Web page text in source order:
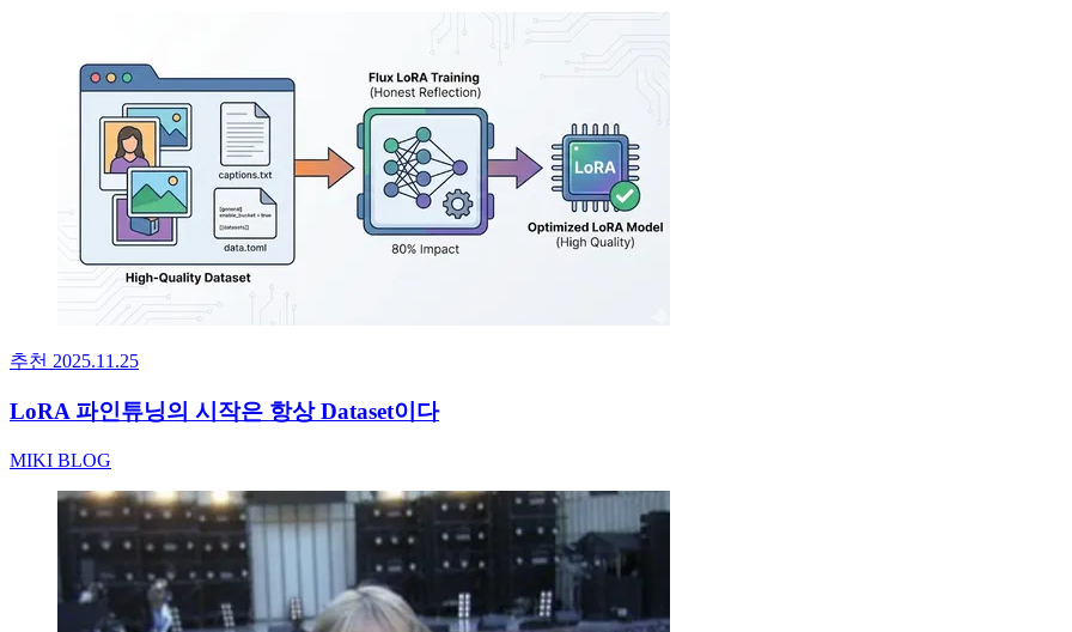
추천 2025.11.25
LoRA 파인튜닝의 시작은 항상 Dataset이다
MIKI BLOG